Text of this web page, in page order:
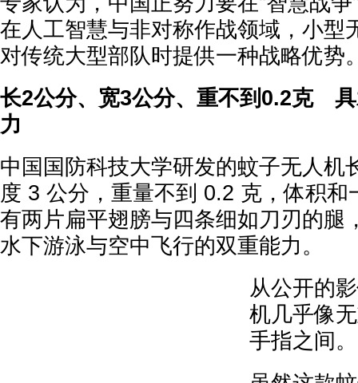
在人工智慧与非对称作战领域，小型
对传统大型部队时提供一种战略优势
长2公分、宽3公分、重不到0.2克
力
中国国防科技大学研发的蚊子无人机
度 3 公分，重量不到 0.2 克，体积和
有两片扁平翅膀与四条细如刀刃的腿
水下游泳与空中飞行的双重能力。
从公开的
机几乎像
手指之间。